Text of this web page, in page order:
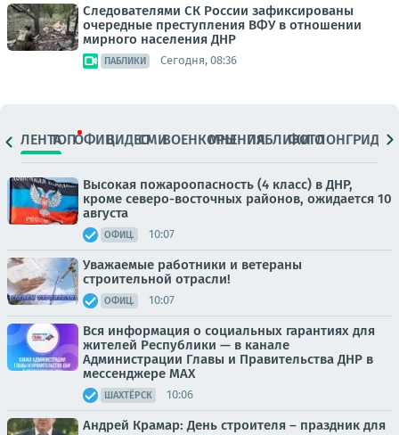
Следователями СК России зафиксированы
очередные преступления ВФУ в отношении
мирного населения ДНР
ПАБЛИКИ Сегодня, 08:36
ЛЕНТАТОПОФИЦ.ВИДЕОСМИВОЕНКОРЫМНЕНИЯПАБЛИКИ
ФОТОЛОНГРИДЫ
Высокая пожароопасность (4 класс) в ДНР,
кроме северо-восточных районов, ожидается 10
августа
ОФИЦ. 10:07
Уважаемые работники и ветераны
строительной отрасли!
ОФИЦ. 10:07
Вся информация о социальных гарантиях для
жителей Республики — в канале
Администрации Главы и Правительства ДНР в
мессенджере MAX
ШАХТЁРСК 10:06
Андрей Крамар: День строителя – праздник для